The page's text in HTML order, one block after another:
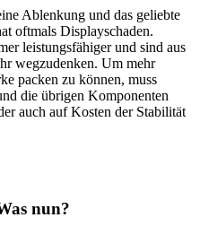
Ablenkung und das geliebte
oftmals Displayschaden.
leistungsfähiger und sind aus
wegzudenken. Um mehr
packen zu können, muss
die übrigen Komponenten
auch auf Kosten der Stabilität
nun?